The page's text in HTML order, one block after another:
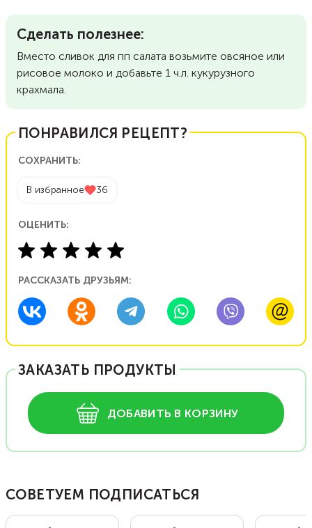
Сделать полезнее:
Вместо сливок для пп салата возьмите овсяное или
рисовое молоко и добавьте 1 ч.л. кукурузного
крахмала.
ПОНРАВИЛСЯ РЕЦЕПТ?
СОХРАНИТЬ:
В избранное 36
ОЦЕНИТЬ:
РАССКАЗАТЬ ДРУЗЬЯМ:
ЗАКАЗАТЬ ПРОДУКТЫ
ДОБАВИТЬ В КОРЗИНУ
СОВЕТУЕМ ПОДПИСАТЬСЯ